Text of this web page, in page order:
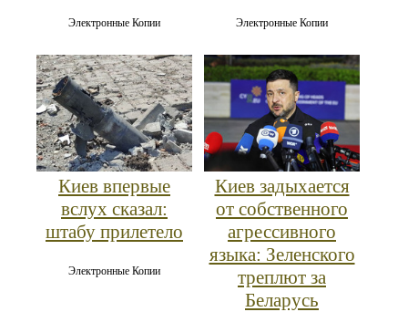
Электронные Копии Электронные Копии
Киев впервые
вслух сказал:
штабу прилетело
Электронные Копии
Киев задыхается
от собственного
агрессивного
языка: Зеленского
треплют за
Беларусь